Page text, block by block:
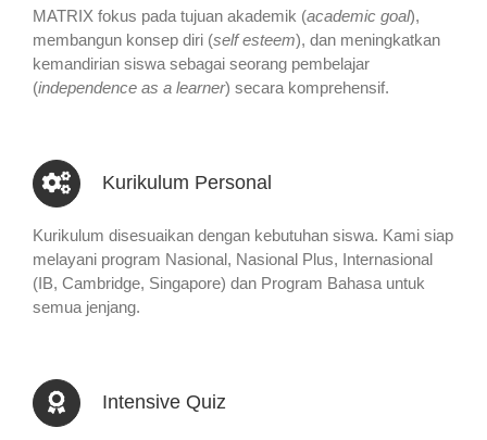
MATRIX fokus pada tujuan akademik (academic goal),
membangun konsep diri (self esteem), dan meningkatkan
kemandirian siswa sebagai seorang pembelajar
(independence as a learner) secara komprehensif.
Kurikulum Personal
Kurikulum disesuaikan dengan kebutuhan siswa. Kami siap
melayani program Nasional, Nasional Plus, Internasional
(IB, Cambridge, Singapore) dan Program Bahasa untuk
semua jenjang.
Intensive Quiz